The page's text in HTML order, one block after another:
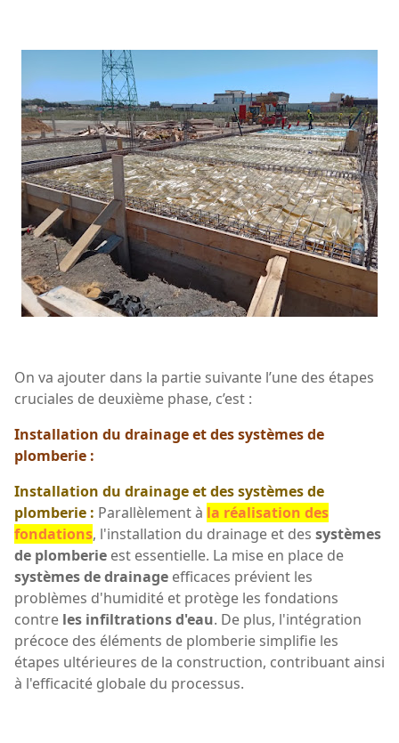
On va ajouter dans la partie suivante l’une des étapes
cruciales de deuxième phase, c’est :
Installation du drainage et des systèmes de
plomberie :
Installation du drainage et des systèmes de
plomberie : Parallèlement à la réalisation des
fondations, l'installation du drainage et des systèmes
de plomberie est essentielle. La mise en place de
systèmes de drainage efficaces prévient les
problèmes d'humidité et protège les fondations
contre les infiltrations d'eau. De plus, l'intégration
précoce des éléments de plomberie simplifie les
étapes ultérieures de la construction, contribuant ainsi
à l'efficacité globale du processus.